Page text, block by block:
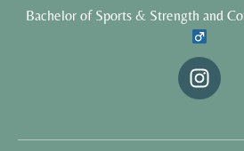
Bachelor of Sports & Strength and